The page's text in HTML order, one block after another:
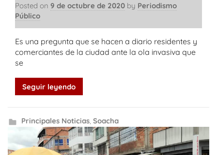
Posted on 9 de octubre de 2020 by Periodismo
Público
Es una pregunta que se hacen a diario residentes y
comerciantes de la ciudad ante la ola invasiva que
se
Seguir leyendo
Principales Noticias, Soacha